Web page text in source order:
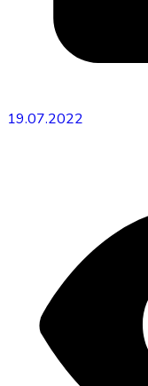
19.07.2022